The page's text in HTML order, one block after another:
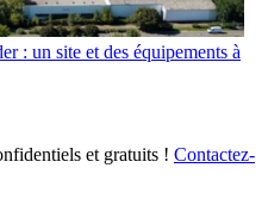
: un site et des équipements à
et gratuits ! Contactez-